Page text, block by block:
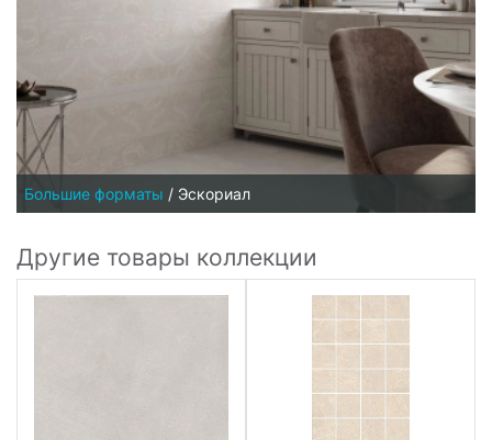
Большие форматы / Эскориал
Другие товары коллекции